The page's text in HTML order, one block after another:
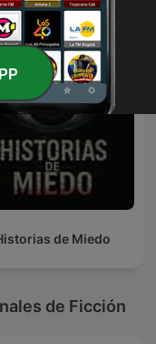
de Miedo
de Ficción